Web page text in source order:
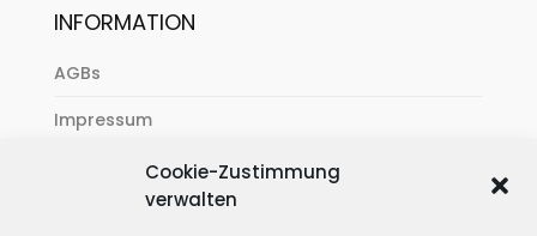
Cookie-Zustimmung
verwalten
INFORMATION
AGBs
Impressum
Zahlung & Versand
Datenschutzerklärung